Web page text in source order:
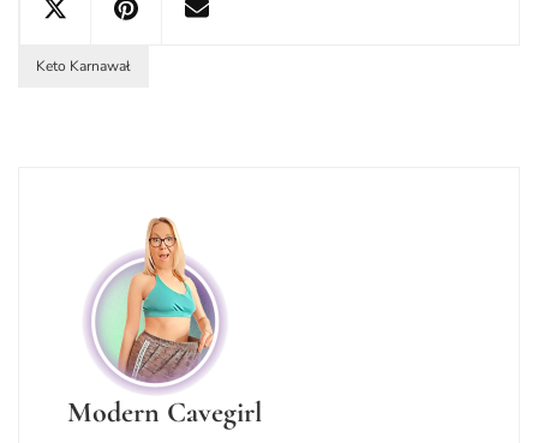
Keto Karnawał
Modern Cavegirl